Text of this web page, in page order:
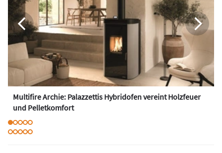
Multifire Archie: Palazzettis Hybridofen vereint Holzfeuer
und Pelletkomfort